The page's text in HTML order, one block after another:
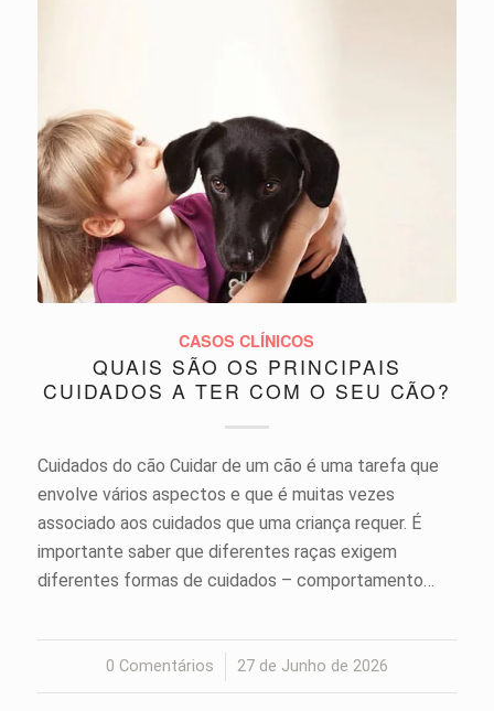
CASOS CLÍNICOS
QUAIS SÃO OS PRINCIPAIS
CUIDADOS A TER COM O SEU CÃO?
Cuidados do cão Cuidar de um cão é uma tarefa que
envolve vários aspectos e que é muitas vezes
associado aos cuidados que uma criança requer. É
importante saber que diferentes raças exigem
diferentes formas de cuidados – comportamento…
0 Comentários
/ 27 de Junho de 2026